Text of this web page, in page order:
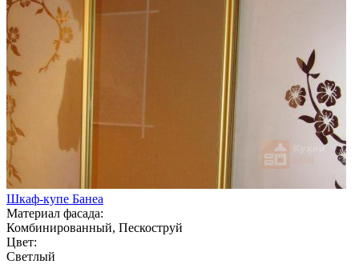
Шкаф-купе Банеа
Материал фасада:
Комбинированный, Пескоструй
Цвет:
Светлый